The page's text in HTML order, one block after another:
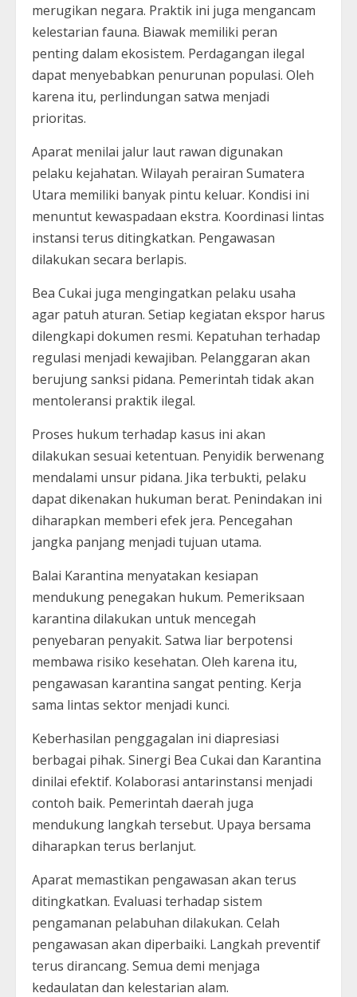
merugikan negara. Praktik ini juga mengancam
kelestarian fauna. Biawak memiliki peran
penting dalam ekosistem. Perdagangan ilegal
dapat menyebabkan penurunan populasi. Oleh
karena itu, perlindungan satwa menjadi
prioritas.
Aparat menilai jalur laut rawan digunakan
pelaku kejahatan. Wilayah perairan Sumatera
Utara memiliki banyak pintu keluar. Kondisi ini
menuntut kewaspadaan ekstra. Koordinasi lintas
instansi terus ditingkatkan. Pengawasan
dilakukan secara berlapis.
Bea Cukai juga mengingatkan pelaku usaha
agar patuh aturan. Setiap kegiatan ekspor harus
dilengkapi dokumen resmi. Kepatuhan terhadap
regulasi menjadi kewajiban. Pelanggaran akan
berujung sanksi pidana. Pemerintah tidak akan
mentoleransi praktik ilegal.
Proses hukum terhadap kasus ini akan
dilakukan sesuai ketentuan. Penyidik berwenang
mendalami unsur pidana. Jika terbukti, pelaku
dapat dikenakan hukuman berat. Penindakan ini
diharapkan memberi efek jera. Pencegahan
jangka panjang menjadi tujuan utama.
Balai Karantina menyatakan kesiapan
mendukung penegakan hukum. Pemeriksaan
karantina dilakukan untuk mencegah
penyebaran penyakit. Satwa liar berpotensi
membawa risiko kesehatan. Oleh karena itu,
pengawasan karantina sangat penting. Kerja
sama lintas sektor menjadi kunci.
Keberhasilan penggagalan ini diapresiasi
berbagai pihak. Sinergi Bea Cukai dan Karantina
dinilai efektif. Kolaborasi antarinstansi menjadi
contoh baik. Pemerintah daerah juga
mendukung langkah tersebut. Upaya bersama
diharapkan terus berlanjut.
Aparat memastikan pengawasan akan terus
ditingkatkan. Evaluasi terhadap sistem
pengamanan pelabuhan dilakukan. Celah
pengawasan akan diperbaiki. Langkah preventif
terus dirancang. Semua demi menjaga
kedaulatan dan kelestarian alam.